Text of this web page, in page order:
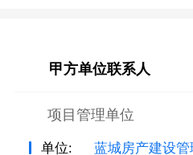
甲方单位联系人
项目管理单位
单位: 蓝城房产建设